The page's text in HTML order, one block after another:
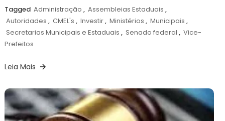
Tagged Administração , Assembleias Estaduais ,
Autoridades , CMEL's , Investir, Ministérios , Municipais ,
Secretarias Municipais e Estaduais , Senado federal , Vice-
Prefeitos
Leia Mais